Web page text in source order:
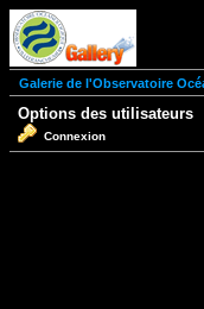
Galerie de l'Observatoire
Options des utilisateurs
Connexion